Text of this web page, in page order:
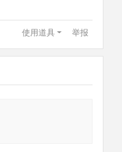
使用道具 举报